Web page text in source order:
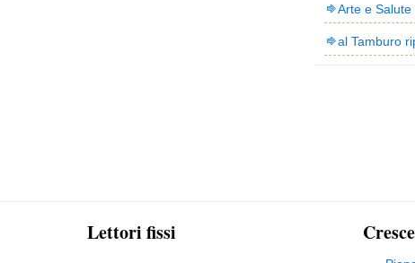
Arte e Salute
al Tamburo
Lettori fissi